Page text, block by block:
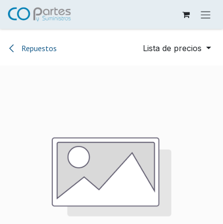
Ir al contenido
Repuestos Lista de precios